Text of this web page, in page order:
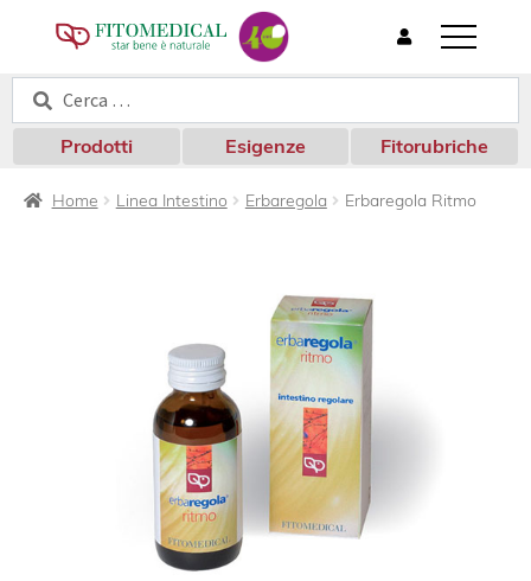
T
o
g
l
e
a
Cerca:
Cerca
Prodotti Esigenze Fitorubriche
Home Linea Intestino Erbaregola Erbaregola Ritmo